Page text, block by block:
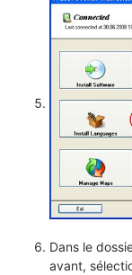
Dans le
avant,